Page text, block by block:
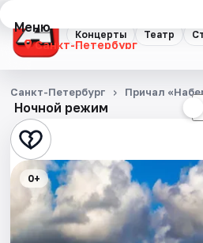
Концерты Театр
Меню
Санкт-Петербург
Концерты
Театр
Стендап
Выставки
Квесты
Ночной режим
Санкт-Петербург Причал
0+